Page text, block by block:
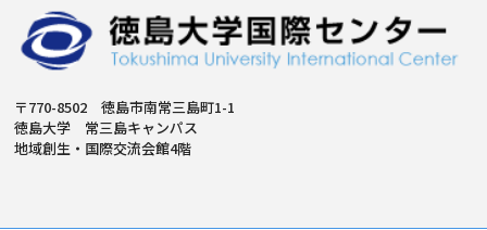
〒770-8502 徳島市南常三島町1-1
徳島大学 常三島キャンパス
地域創生・国際交流会館4階